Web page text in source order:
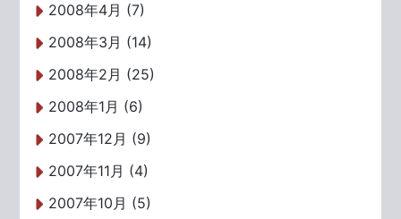
2008年4月 (7)
2008年3月 (14)
2008年2月 (25)
2008年1月 (6)
2007年12月 (9)
2007年11月 (4)
2007年10月 (5)